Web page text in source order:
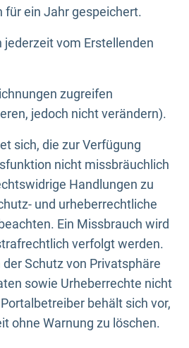
für ein Jahr gespeichert.
vom Erstellenden
zugreifen
jedoch nicht verändern).
sich, die zur Verfügung
nicht missbräuchlich
Handlungen zu
und urheberrechtliche
Ein Missbrauch wird
verfolgt werden.
Schutz von Privatsphäre
sowie Urheberrechte nicht
behält sich vor,
ohne Warnung zu löschen.